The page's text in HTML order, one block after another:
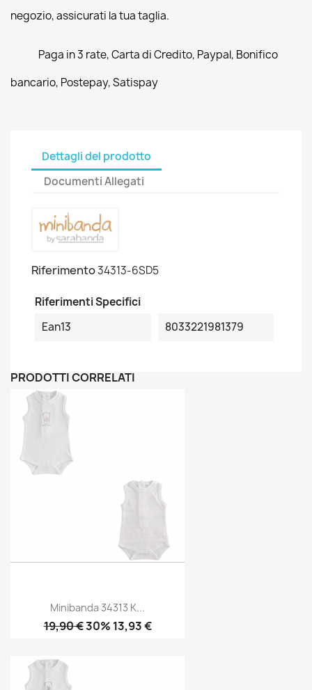
negozio, assicurati la tua taglia.
Paga in 3 rate, Carta di Credito, Paypal, Bonifico
bancario, Postepay, Satispay
Dettagli del prodotto
Documenti Allegati
Riferimento34313-6SD5
Riferimenti Specifici
Ean13
8033221981379
PRODOTTI CORRELATI
Minibanda 34313 K...
19,90 €30% 13,93 €